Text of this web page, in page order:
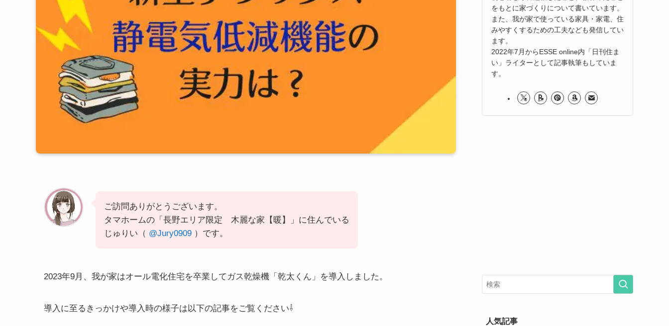
ご訪問ありがとうございます。
タマホームの「長野エリア限定 木麗な家【暖】」に住んでいる
じゅりい（ @Jury0909 ）です。
2023年9月、我が家はオール電化住宅を卒業してガス乾燥機「乾太くん」を導入しました。
導入に至るきっかけや導入時の様子は以下の記事をご覧ください⇩
をもとに家づくりについて書いています。
また、我が家で使っている家具・家電、住
みやすくするための工夫なども発信してい
ます。
2022年7月からESSE online内「日刊住ま
い」ライターとして記事執筆もしていま
す。
人気記事